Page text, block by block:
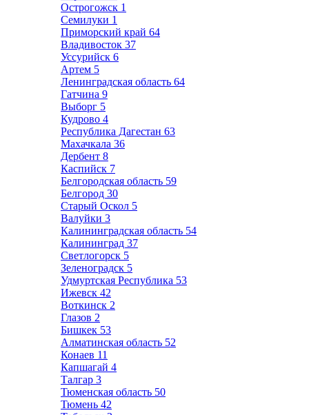
Острогожск 1
Семилуки 1
Приморский край 64
Владивосток 37
Уссурийск 6
Артем 5
Ленинградская область 64
Гатчина 9
Выборг 5
Кудрово 4
Республика Дагестан 63
Махачкала 36
Дербент 8
Каспийск 7
Белгородская область 59
Белгород 30
Старый Оскол 5
Валуйки 3
Калининградская область 54
Калининград 37
Светлогорск 5
Зеленоградск 5
Удмуртская Республика 53
Ижевск 42
Воткинск 2
Глазов 2
Бишкек 53
Алматинская область 52
Конаев 11
Капшагай 4
Талгар 3
Тюменская область 50
Тюмень 42